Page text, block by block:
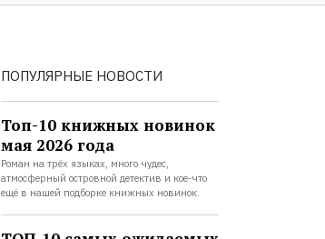
ПОПУЛЯРНЫЕ НОВОСТИ
Топ-10 книжных новинок
мая 2026 года
Роман на трёх языках, много чудес,
атмосферный островной детектив и кое-что
ещё в нашей подборке книжных новинок.